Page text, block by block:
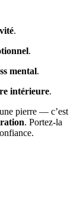
.
.
mental.
intérieure.
pierre — c’est
. Portez-la